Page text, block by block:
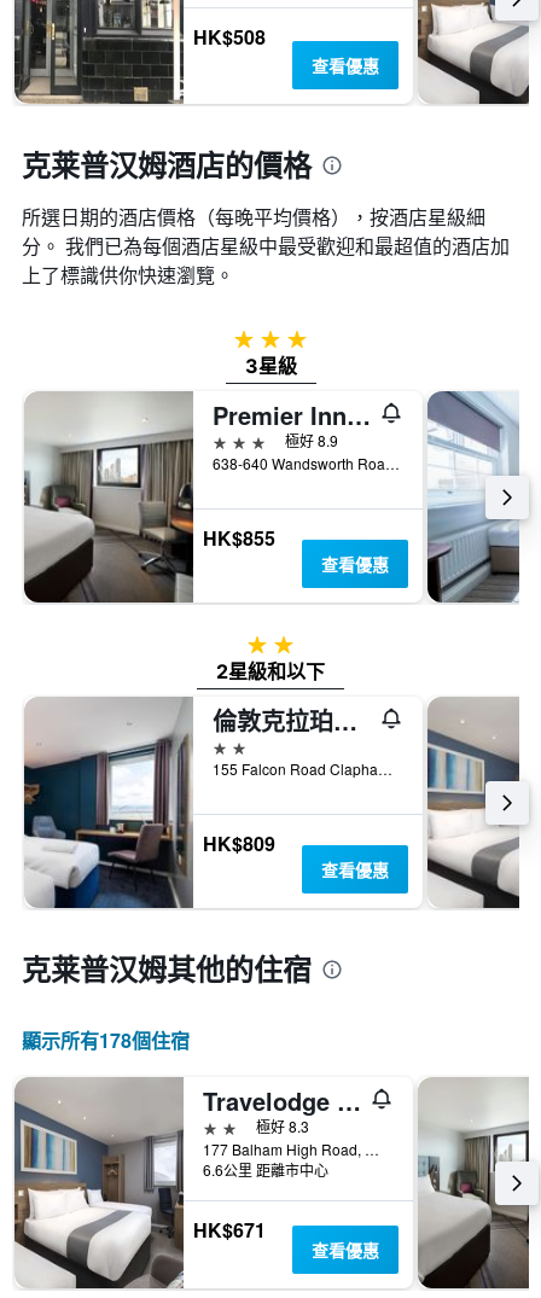
價
格
顯
示
一
週
中
各
天
圖
表
有
顯
房
的
平
均
價
HK$508
查看優惠
克莱普汉姆酒店的價格
所選日期的酒店價格（每晚平均價格），按酒店星級細
分。 我們已為每個酒店星級中最受歡迎和最超值的酒店加
上了標識供你快速瀏覽。
3星級
3星級
Premier Inn London Clapham
3星級
極好 8.9
638-640 Wandsworth Road, 倫敦, 英國
HK$855
查看優惠
2星級
2星級和以下
倫敦克拉珀姆交匯站Travelodge旅館
2星級
155 Falcon Road Clapham, 倫敦, 英國
HK$809
查看優惠
克莱普汉姆​其他的住宿
顯示所有178​個住宿
Travelodge London Balham
2星級
極好 8.3
177 Balham High Road, 倫敦, 英國
6.6公里 距離市中心
HK$671
查看優惠